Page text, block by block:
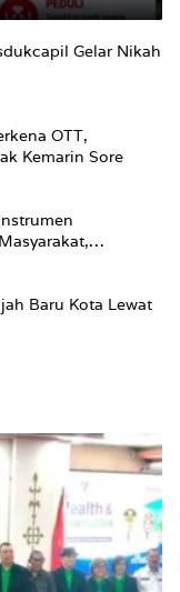
Gelar Nikah
OTT,
Kemarin Sore
Pemkot
Baru Kota Lewat